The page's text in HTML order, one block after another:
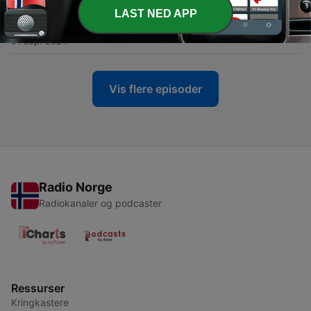
3 - 04. Muletto
01 sep. 2024
Vis flere episoder
Radio Norge
Radiokanaler og podcaster
Ressurser
Kringkastere
LAST NED APP